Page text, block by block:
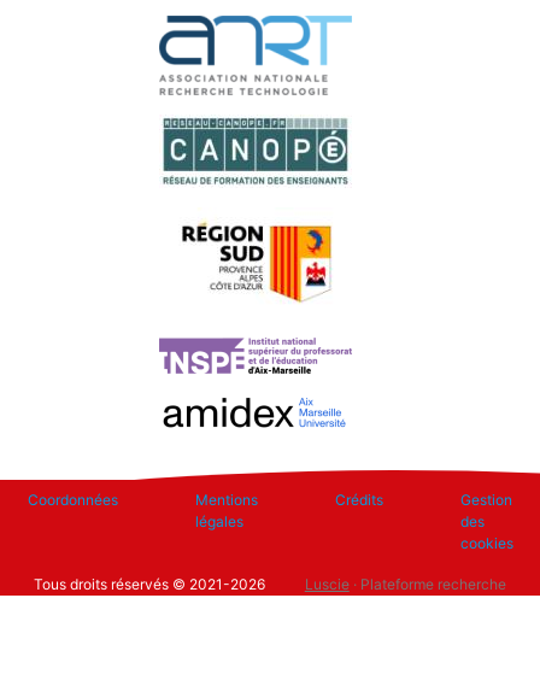
Coordonnées
Mentions
légales
Crédits
Gestion
des
cookies
Tous droits réservés © 2021-2026 Luscie· Plateforme recherche